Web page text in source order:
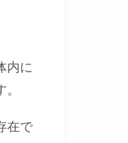
内に
在で